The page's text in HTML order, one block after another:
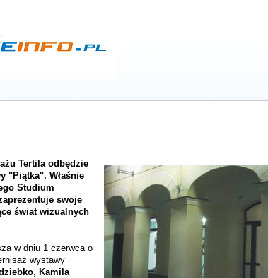
Tertila odbędzie
"Piątka". Właśnie
Studium
swoje
świat wizualnych
w dniu 1 czerwca o
wystawy
, Kamila